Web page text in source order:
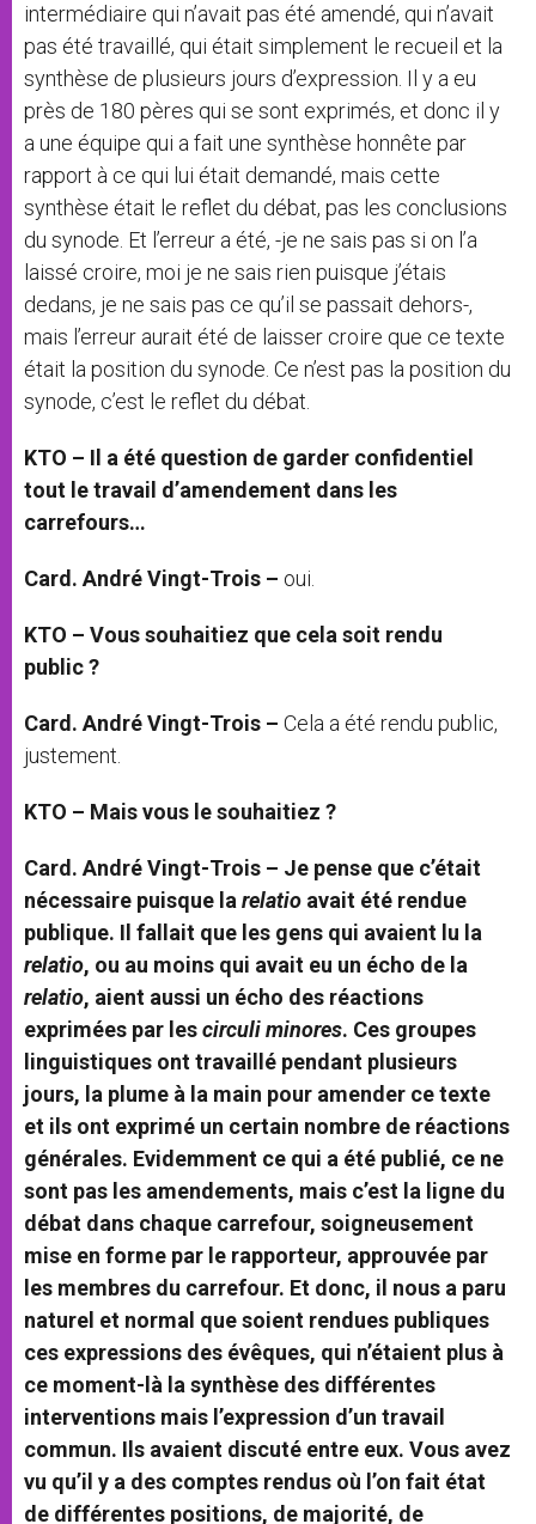
intermédiaire qui n’avait pas été amendé, qui n’avait
pas été travaillé, qui était simplement le recueil et la
synthèse de plusieurs jours d’expression. Il y a eu
près de 180 pères qui se sont exprimés, et donc il y
a une équipe qui a fait une synthèse honnête par
rapport à ce qui lui était demandé, mais cette
synthèse était le reflet du débat, pas les conclusions
du synode. Et l’erreur a été, -je ne sais pas si on l’a
laissé croire, moi je ne sais rien puisque j’étais
dedans, je ne sais pas ce qu’il se passait dehors-,
mais l’erreur aurait été de laisser croire que ce texte
était la position du synode. Ce n’est pas la position du
synode, c’est le reflet du débat.
KTO – Il a été question de garder confidentiel
tout le travail d’amendement dans les
carrefours…
Card. André Vingt-Trois – oui.
KTO – Vous souhaitiez que cela soit rendu
public ?
Card. André Vingt-Trois – Cela a été rendu public,
justement.
KTO – Mais vous le souhaitiez ?
Card. André Vingt-Trois – Je pense que c’était
nécessaire puisque la relatio avait été rendue
publique. Il fallait que les gens qui avaient lu la
relatio, ou au moins qui avait eu un écho de la
relatio, aient aussi un écho des réactions
exprimées par lescirculi minores. Ces groupes
linguistiques ont travaillé pendant plusieurs
jours, la plume à la main pour amender ce texte
et ils ont exprimé un certain nombre de réactions
générales. Evidemment ce qui a été publié, ce ne
sont pas les amendements, mais c’est la ligne du
débat dans chaque carrefour, soigneusement
mise en forme par le rapporteur, approuvée par
les membres du carrefour. Et donc, il nous a paru
naturel et normal que soient rendues publiques
ces expressions des évêques, qui n’étaient plus à
ce moment-là la synthèse des différentes
interventions mais l’expression d’un travail
commun. Ils avaient discuté entre eux. Vous avez
vu qu’il y a des comptes rendus où l’on fait état
de différentes positions, de majorité, de